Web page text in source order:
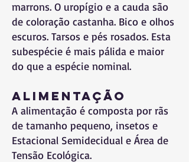
marrons. O uropígio e a cauda são
de coloração castanha. Bico e olhos
escuros. Tarsos e pés rosados. Esta
subespécie é mais pálida e maior
do que a espécie nominal.
Alimentação
A alimentação é composta por rãs
de tamanho pequeno, insetos e
Estacional Semidecidual e Área de
Tensão Ecológica.